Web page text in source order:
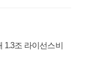
조 라이선스비